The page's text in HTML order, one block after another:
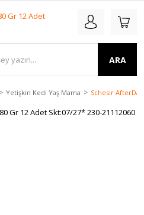
ARA
Yetişkin Kedi Yaş Mama Schesir